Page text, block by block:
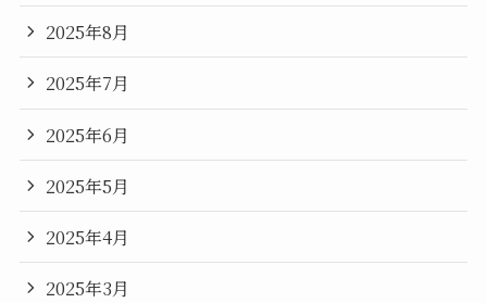
2025年8月
2025年7月
2025年6月
2025年5月
2025年4月
2025年3月